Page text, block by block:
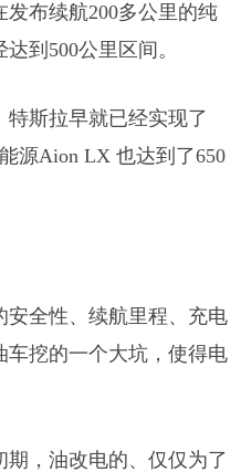
布续航200多公里的纯
到500公里区间。
斯拉早就已经实现了
源Aion LX 也达到了650
安全性、续航里程、充电
车挖的一个大坑，使得电
，油改电的、仅仅为了